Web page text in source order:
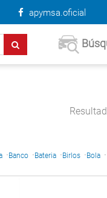
apymsa.oficial
·Banco ·Bateria ·Birlos ·Bola ·